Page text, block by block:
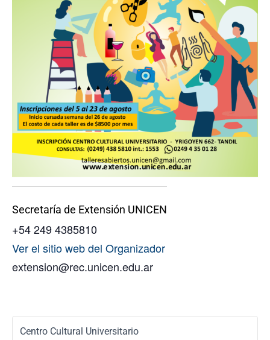
Secretaría de Extensión UNICEN
+54 249 4385810
Ver el sitio web del Organizador
extension@rec.unicen.edu.ar
Centro Cultural Universitario